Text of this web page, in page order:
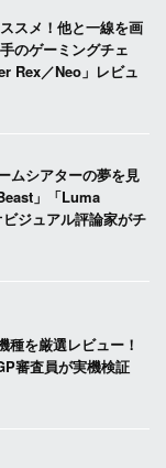
スメ！他と一線を画
のゲーミングチェ
Rex／Neo」レビュ
ムシアターの夢を見
」「Luma
ジュアル評論家がチ
を厳選レビュー！
審査員が実機検証